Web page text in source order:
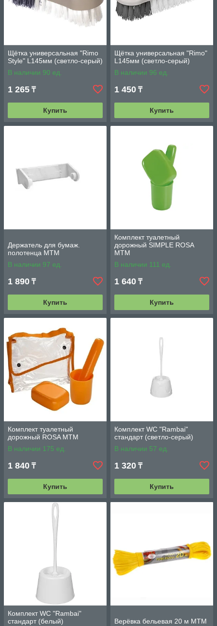
Щётка универсальная "Rimo
Style" L145мм (светло-серый)
В наличии 90 ед.
1 265 ₸
Купить
Щётка универсальная "Rimo"
L145мм (светло-серый)
В наличии 96 ед.
1 450 ₸
Купить
Держатель для бумаж.
полотенца МТМ
В наличии 97 ед.
1 890 ₸
Купить
Комплект туалетный
дорожный SIMPLE ROSA
MTM
В наличии 111 ед.
1 640 ₸
Купить
Комплект туалетный
дорожный ROSA MTM
В наличии 175 ед.
1 840 ₸
Купить
Комплект WC "Rambai"
стандарт (светло-серый)
В наличии 57 ед.
1 320 ₸
Купить
Комплект WC "Rambai"
стандарт (белый)
Верёвка бельевая 20 м MTM